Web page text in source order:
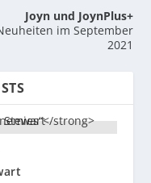
Joyn und JoynPlus+
im September
2021